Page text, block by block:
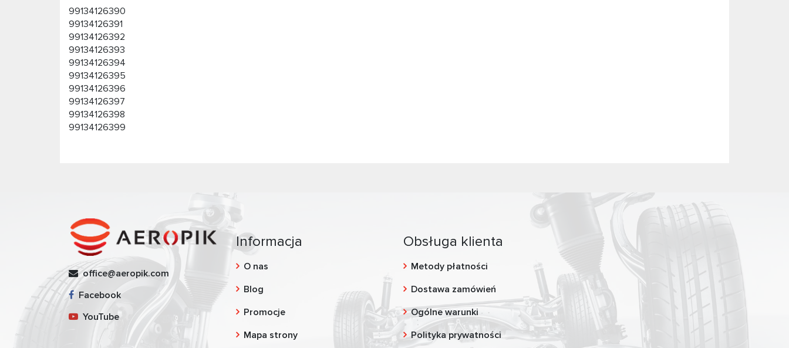
99134126390
99134126391
99134126392
99134126393
99134126394
99134126395
99134126396
99134126397
99134126398
99134126399
office@aeropik.com
Facebook
YouTube
Informacja
O nas
Blog
Promocje
Mapa strony
Obsługa klienta
Metody płatności
Dostawa zamówień
Ogólne warunki
Polityka prywatności